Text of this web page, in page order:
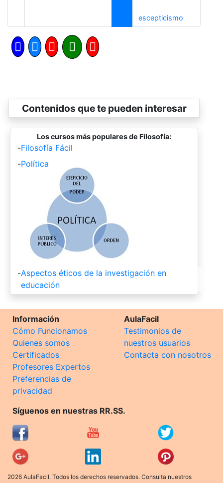
escepticismo
Contenidos que te pueden interesar
Los cursos más populares de Filosofía:
-Filosofía Fácil
-Política
-Aspectos éticos de la investigación en
educación
Información
Cómo Funcionamos
Quienes somos
Certificados
Profesores Expertos
Preferencias de
privacidad
AulaFacil
Testimonios de
nuestros usuarios
Contacta con nosotros
Síguenos en nuestras RR.SS.
2026 AulaFacil. Todos los derechos reservados. Consulta nuestros